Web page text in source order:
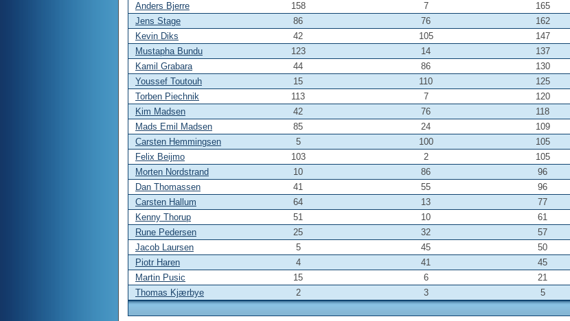
Anders Bjerre
158 7
165
Jens Stage
86 76
162
Kevin Diks
42 105
147
Mustapha Bundu
123 14
137
Kamil Grabara
44 86
130
Youssef Toutouh
15 110
125
Torben Piechnik
113 7
120
Kim Madsen
42 76
118
Mads Emil Madsen
85 24
109
Carsten Hemmingsen
5 100
105
Felix Beijmo
103 2
105
Morten Nordstrand
10 86
96
Dan Thomassen
41 55
96
Carsten Hallum
64 13
77
Kenny Thorup
51 10
61
Rune Pedersen
25 32
57
Jacob Laursen
5 45
50
Piotr Haren
4 41
45
Martin Pusic
15 6
21
Thomas Kjærbye
2 3 5